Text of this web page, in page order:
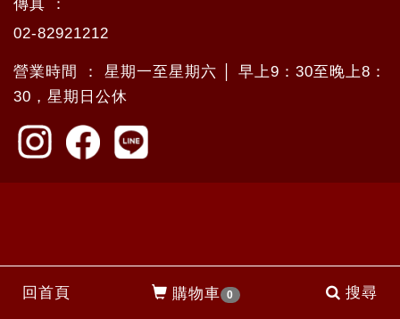
回首頁 購物車 0 搜尋
傳真 ：
02-82921212
營業時間 ： 星期一至星期六 │ 早上9：30至晚上8：
30，星期日公休